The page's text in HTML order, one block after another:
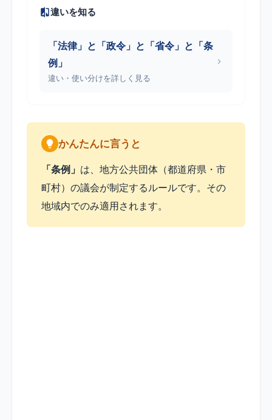
違いを知る
「法律」と「政令」と「省令」と「条
例」
違い・使い分けを詳しく見る
かんたんに言うと
「条例」 は、地方公共団体（都道府県・市
町村）の議会が制定するルールです。その
地域内でのみ適用されます。